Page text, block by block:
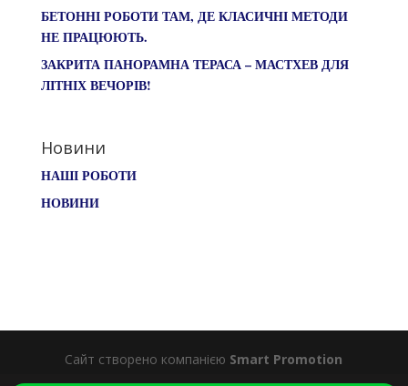
БЕТОННІ РОБОТИ ТАМ, ДЕ КЛАСИЧНІ МЕТОДИ
НЕ ПРАЦЮЮТЬ.
ЗАКРИТА ПАНОРАМНА ТЕРАСА – МАСТХЕВ ДЛЯ
ЛІТНІХ ВЕЧОРІВ!
Новини
НАШІ РОБОТИ
НОВИНИ
Сайт створено компанією Smart Promotion